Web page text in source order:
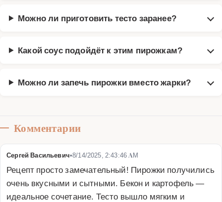
Можно ли приготовить тесто заранее?
Какой соус подойдёт к этим пирожкам?
Можно ли запечь пирожки вместо жарки?
Комментарии
Сергей Васильевич•8/14/2025, 2:43:46 AM
Рецепт просто замечательный! Пирожки получились
очень вкусными и сытными. Бекон и картофель —
идеальное сочетание. Тесто вышло мягким и